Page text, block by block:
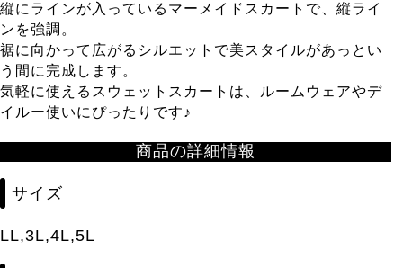
縦にラインが入っているマーメイドスカートで、縦ライ
ンを強調。
裾に向かって広がるシルエットで美スタイルがあっとい
う間に完成します。
気軽に使えるスウェットスカートは、ルームウェアやデ
イルー使いにぴったりです♪
商品の詳細情報
サイズ
LL,3L,4L,5L